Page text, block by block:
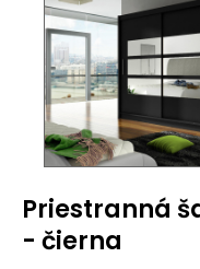
Priestranná
- čierna